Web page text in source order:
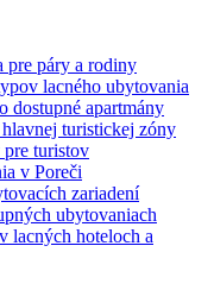
pre páry a rodiny
lacného ubytovania
dostupné apartmány
turistickej zóny
pre turistov
v Poreči
zariadení
ubytovaniach
lacných hoteloch a